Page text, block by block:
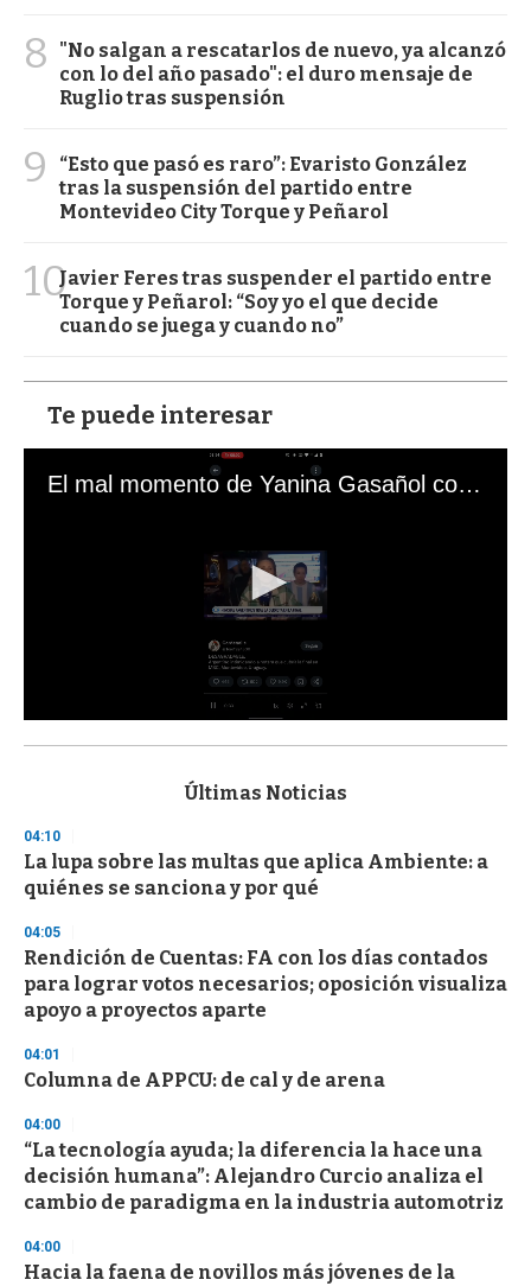
8
"No salgan a rescatarlos de nuevo, ya alcanzó
con lo del año pasado": el duro mensaje de
Ruglio tras suspensión
9
“Esto que pasó es raro”: Evaristo González
tras la suspensión del partido entre
Montevideo City Torque y Peñarol
10Javier Feres tras suspender el partido entre
Torque y Peñarol: “Soy yo el que decide
cuando se juega y cuando no”
Te puede interesar
El mal momento de Yanina Gasañol con un hincha argentino en "Subrayado"
s
d
s
o
f
3
s
c
o
d
s
Últimas Noticias
04:10
La lupa sobre las multas que aplica Ambiente: a
quiénes se sanciona y por qué
04:05
Rendición de Cuentas: FA con los días contados
para lograr votos necesarios; oposición visualiza
apoyo a proyectos aparte
04:01
Columna de APPCU: de cal y de arena
04:00
“La tecnología ayuda; la diferencia la hace una
decisión humana”: Alejandro Curcio analiza el
cambio de paradigma en la industria automotriz
04:00
Hacia la faena de novillos más jóvenes de la